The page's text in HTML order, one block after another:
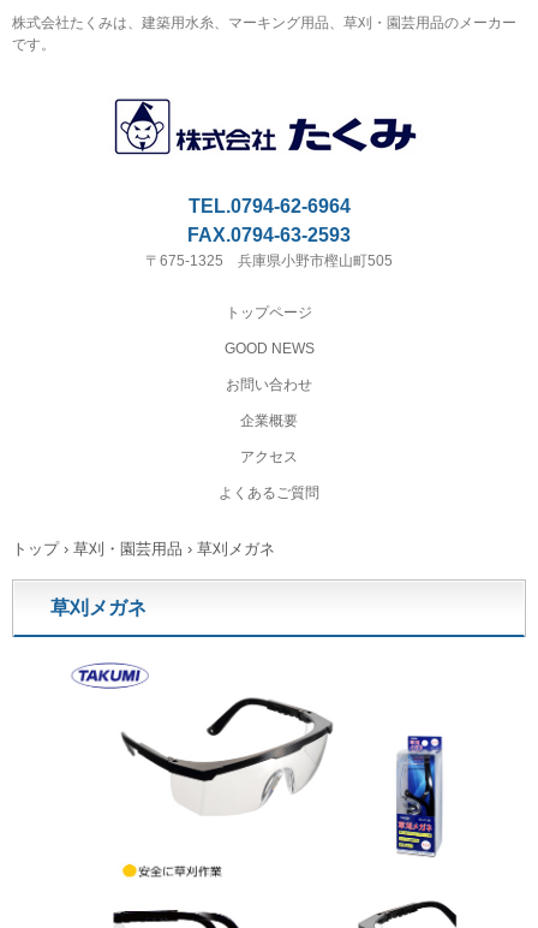
株式会社たくみは、建築用水糸、マーキング用品、草刈・園芸用品のメーカー
です。
TEL.0794-62-6964
FAX.0794-63-2593
〒675-1325 兵庫県小野市樫山町505
トップページ
GOOD NEWS
お問い合わせ
企業概要
アクセス
よくあるご質問
トップ › 草刈・園芸用品 › 草刈メガネ
草刈メガネ